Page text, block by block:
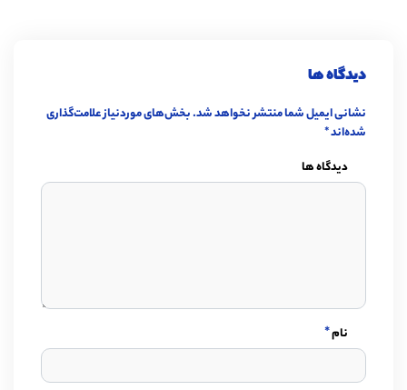
دیدگاه ها
نشانی ایمیل شما منتشر نخواهد شد.بخش‌های موردنیاز علامت‌گذاری
شده‌اند*
دیدگاه ها
نام*